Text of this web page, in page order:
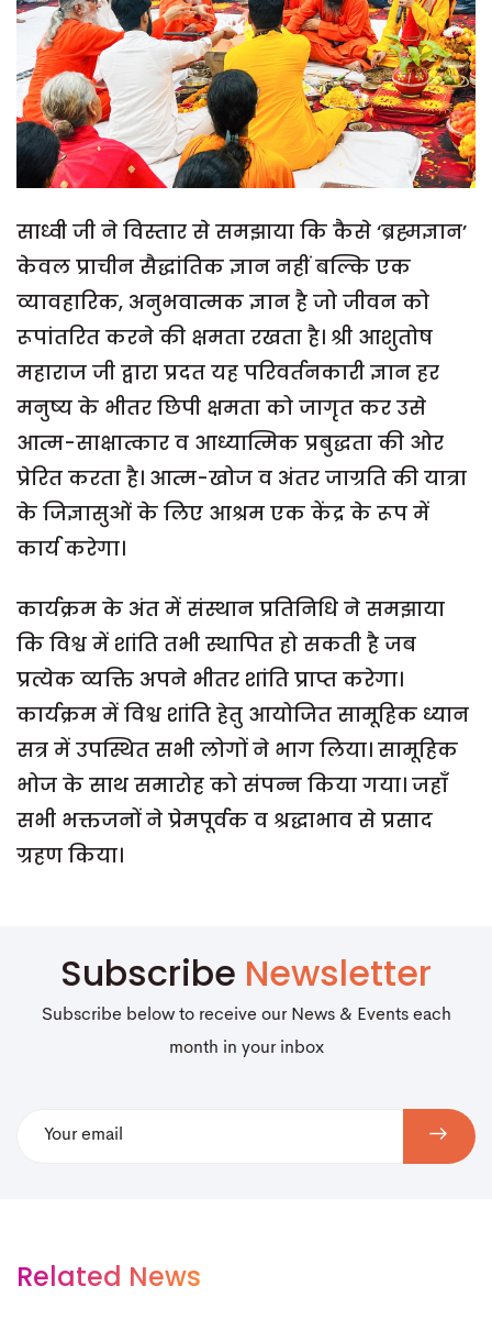
साध्वी जी ने विस्तार से समझाया कि कैसे ‘ब्रह्मज्ञान’
केवल प्राचीन सैद्धांतिक ज्ञान नहीं बल्कि एक
व्यावहारिक, अनुभवात्मक ज्ञान है जो जीवन को
रूपांतरित करने की क्षमता रखता है। श्री आशुतोष
महाराज जी द्वारा प्रदत यह परिवर्तनकारी ज्ञान हर
मनुष्य के भीतर छिपी क्षमता को जागृत कर उसे
आत्म-साक्षात्कार व आध्यात्मिक प्रबुद्धता की ओर
प्रेरित करता है। आत्म-खोज व अंतर जाग्रति की यात्रा
के जिज्ञासुओं के लिए आश्रम एक केंद्र के रूप में
कार्य करेगा।
कार्यक्रम के अंत में संस्थान प्रतिनिधि ने समझाया
कि विश्व में शांति तभी स्थापित हो सकती है जब
प्रत्येक व्यक्ति अपने भीतर शांति प्राप्त करेगा।
कार्यक्रम में विश्व शांति हेतु आयोजित सामूहिक ध्यान
सत्र में उपस्थित सभी लोगों ने भाग लिया। सामूहिक
भोज के साथ समारोह को संपन्न किया गया। जहाँ
सभी भक्तजनों ने प्रेमपूर्वक व श्रद्धाभाव से प्रसाद
ग्रहण किया।
Subscribe Newsletter
Subscribe below to receive our News & Events each
month in your inbox
Related News